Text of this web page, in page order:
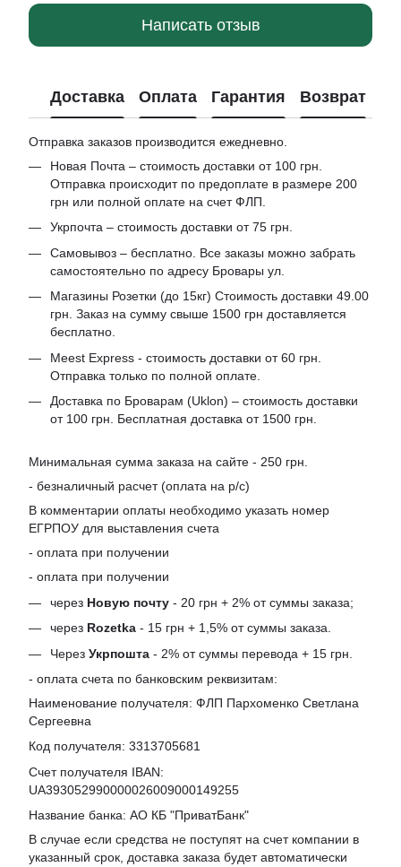
Написать отзыв
Доставка Оплата Гарантия Возврат
Отправка заказов производится ежедневно.
Новая Почта – стоимость доставки от 100 грн.
Отправка происходит по предоплате в размере 200
грн или полной оплате на счет ФЛП.
Укрпочта – стоимость доставки от 75 грн.
Самовывоз – бесплатно. Все заказы можно забрать
самостоятельно по адресу Бровары ул.
Магазины Розетки (до 15кг) Стоимость доставки 49.00
грн. Заказ на сумму свыше 1500 грн доставляется
бесплатно.
Meest Express - стоимость доставки от 60 грн.
Отправка только по полной оплате.
Доставка по Броварам (Uklon) – стоимость доставки
от 100 грн. Бесплатная доставка от 1500 грн.
Минимальная сумма заказа на сайте - 250 грн.
- безналичный расчет (оплата на р/с)
В комментарии оплаты необходимо указать номер
ЕГРПОУ для выставления счета
- оплата при получении
- оплата при получении
через Новую почту - 20 грн + 2% от суммы заказа;
через Rozetka - 15 грн + 1,5% от суммы заказа.
Через Укрпошта - 2% от суммы перевода + 15 грн.
- оплата счета по банковским реквизитам:
Наименование получателя: ФЛП Пархоменко Светлана
Сергеевна
Код получателя: 3313705681
Счет получателя IBAN:
UA393052990000026009000149255
Название банка: АО КБ "ПриватБанк"
В случае если средства не поступят на счет компании в
указанный срок, доставка заказа будет автоматически